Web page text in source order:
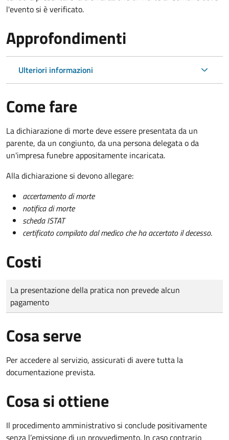
l'evento si è verificato.
Approfondimenti
Ulteriori informazioni
Come fare
La dichiarazione di morte deve essere presentata da un
parente, da un congiunto, da una persona delegata o da
un'impresa funebre appositamente incaricata.
Alla dichiarazione si devono allegare:
accertamento di morte
notifica di morte
scheda ISTAT
certificato compilato dal medico che ha accertato il decesso.
Costi
Tipo di pagamento
Importo
La presentazione della pratica non prevede alcun
pagamento
Cosa serve
Per accedere al servizio, assicurati di avere tutta la
documentazione prevista.
Cosa si ottiene
Il procedimento amministrativo si conclude positivamente
senza l’emissione di un provvedimento. In caso contrario